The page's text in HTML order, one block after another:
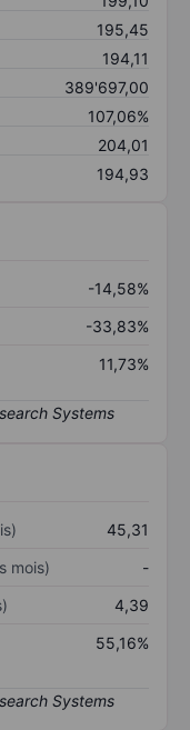
195,45
194,11
389'697,00
107,06%
204,01
194,93
-14,58%
-33,83%
11,73%
45,31
mois)
-
4,39
55,16%